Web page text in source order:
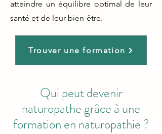
atteindre un équilibre optimal de leur
santé et de leur bien-être.
Trouver une formation
Qui peut devenir
naturopathe grâce à une
formation en naturopathie ?